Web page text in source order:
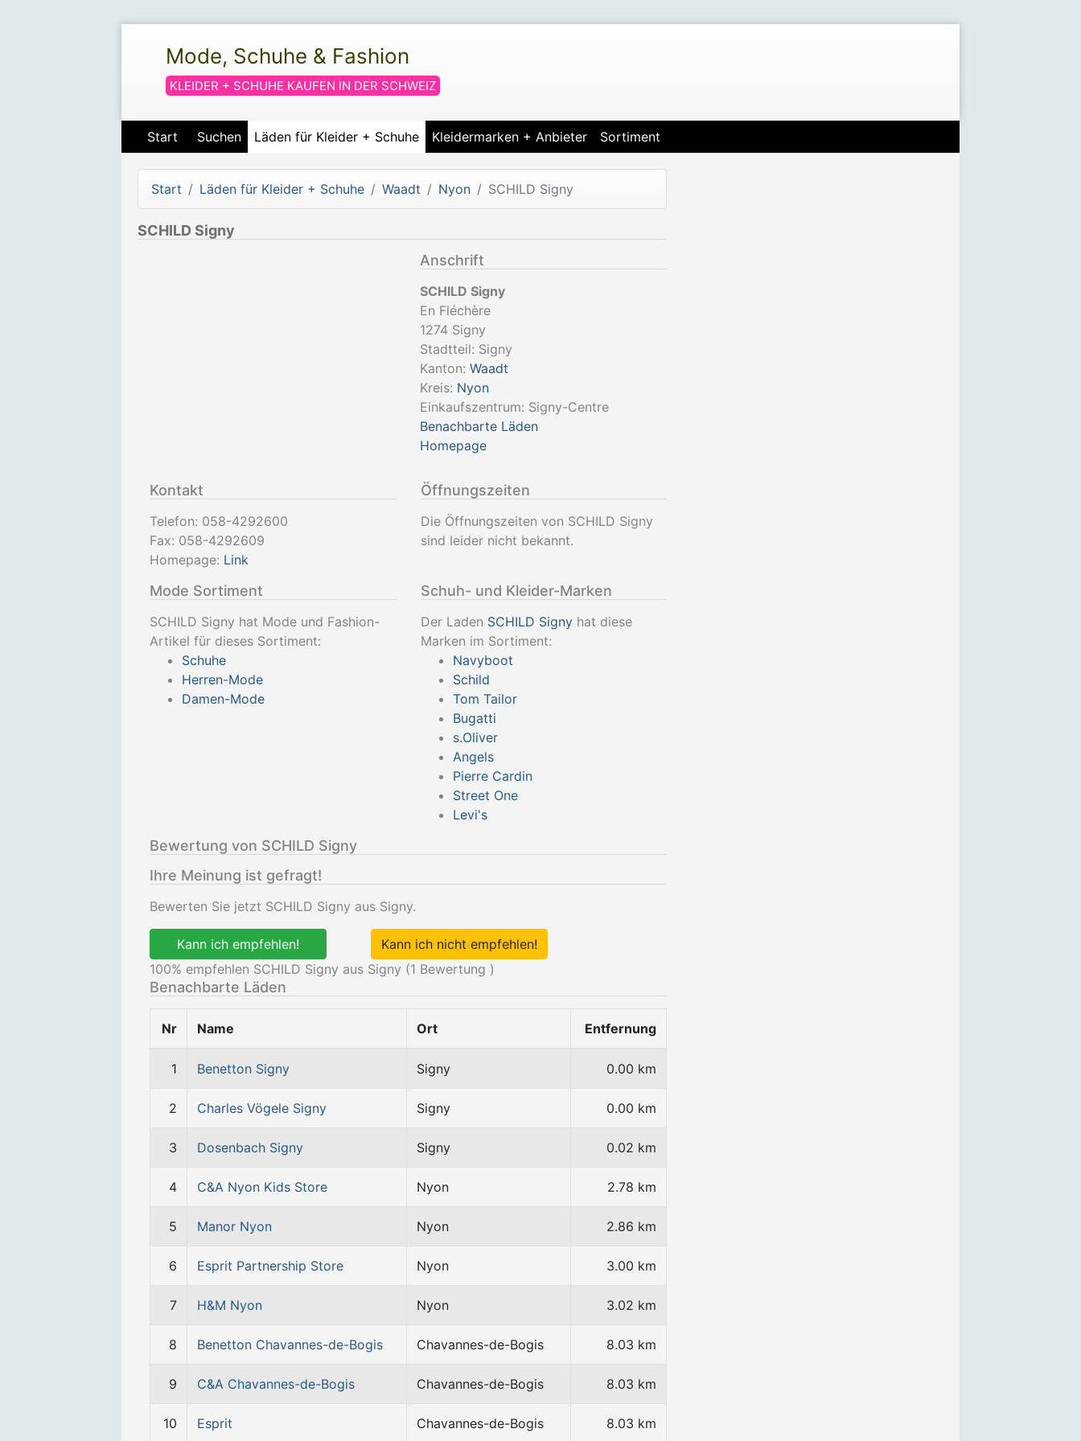
Mode, Schuhe & Fashion
KLEIDER + SCHUHE KAUFEN IN DER SCHWEIZ
Start Suchen Läden für Kleider + Schuhe Kleidermarken + Anbieter Sortiment
Start Läden für Kleider + Schuhe Waadt Nyon SCHILD Signy
SCHILD Signy
Anschrift
SCHILD Signy
En Fléchère
1274 Signy
Stadtteil: Signy
Kanton: Waadt
Kreis: Nyon
Einkaufszentrum: Signy-Centre
Benachbarte Läden
Homepage
Kontakt
Telefon: 058-4292600
Fax: 058-4292609
Homepage: Link
Öffnungszeiten
Die Öffnungszeiten von SCHILD Signy
sind leider nicht bekannt.
Mode Sortiment
SCHILD Signy hat Mode und Fashion-
Artikel für dieses Sortiment:
Schuhe
Herren-Mode
Damen-Mode
Schuh- und Kleider-Marken
Der Laden SCHILD Signyhat diese
Marken im Sortiment:
Navyboot
Schild
Tom Tailor
Bugatti
s.Oliver
Angels
Pierre Cardin
Street One
Levi's
Bewertung von SCHILD Signy
Ihre Meinung ist gefragt!
Bewerten Sie jetzt SCHILD Signy aus Signy.
Kann ich empfehlen!
Kann ich nicht empfehlen!
100% empfehlen SCHILD Signy aus Signy (1 Bewertung )
Benachbarte Läden
Nr Name Ort Entfernung
1 Benetton Signy Signy 0.00 km
2 Charles Vögele Signy Signy 0.00 km
3 Dosenbach Signy Signy 0.02 km
4 C&A Nyon Kids Store Nyon 2.78 km
5 Manor Nyon Nyon 2.86 km
6 Esprit Partnership Store Nyon 3.00 km
7 H&M Nyon Nyon 3.02 km
8 Benetton Chavannes-de-Bogis Chavannes-de-Bogis 8.03 km
9 C&A Chavannes-de-Bogis Chavannes-de-Bogis 8.03 km
10 Esprit Chavannes-de-Bogis 8.03 km